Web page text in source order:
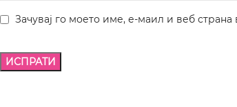
Зачувај го моето име, е-маил и веб